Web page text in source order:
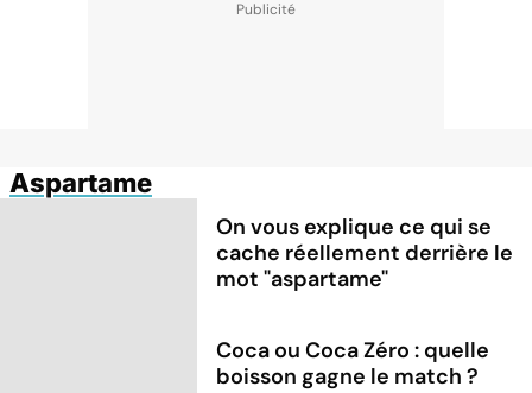
Aspartame
On vous explique ce qui se
cache réellement derrière le
mot "aspartame"
Coca ou Coca Zéro : quelle
boisson gagne le match ?